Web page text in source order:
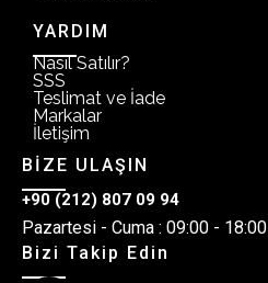
YARDIM
Nasıl Satılır?
SSS
Teslimat ve İade
Markalar
İletişim
BİZE ULAŞIN
+90 (212) 807 09 94
Pazartesi - Cuma : 09:00 - 18:00
Bizi Takip Edin